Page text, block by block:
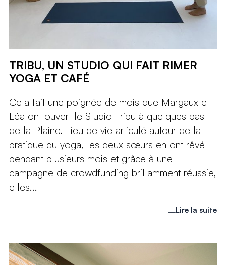
TRIBU, UN STUDIO QUI FAIT RIMER
YOGA ET CAFÉ
Cela fait une poignée de mois que Margaux et
Léa ont ouvert le Studio Tribu à quelques pas
de la Plaine. Lieu de vie articulé autour de la
pratique du yoga, les deux sœurs en ont rêvé
pendant plusieurs mois et grâce à une
campagne de crowdfunding brillamment réussie,
elles...
Lire la suite